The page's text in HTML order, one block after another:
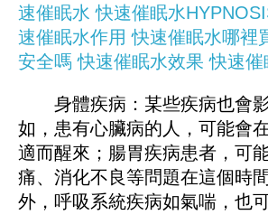
速催眠水 快速催眠水
速催眠水作用 快速催眠水哪裡
安全嗎 快速催眠水效果 快速催
身體疾病：某些疾病也會影
如，患有心臟病的人，可能會
適而醒來；腸胃疾病患者，可
痛、消化不良等問題在這個時
外，呼吸系統疾病如氣喘，也